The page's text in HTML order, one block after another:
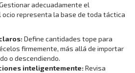
adecuadamente el
representa la base de toda táctica
Define cantidades tope para
firmemente, más allá de importar
o descendiendo.
inteligentemente: Revisa